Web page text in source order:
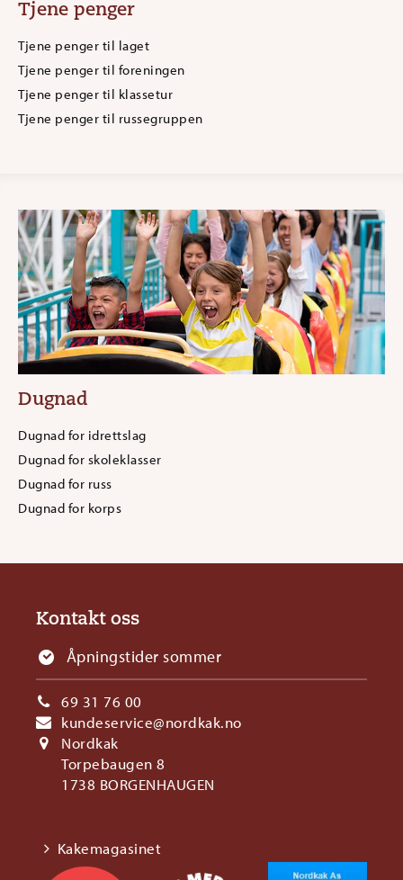
Tjene penger
Tjene penger til laget
Tjene penger til foreningen
Tjene penger til klassetur
Tjene penger til russegruppen
Dugnad
Dugnad for idrettslag
Dugnad for skoleklasser
Dugnad for russ
Dugnad for korps
Kontakt oss
Åpningstider sommer
Kakemagasinet
69 31 76 00
kundeservice@nordkak.no
Nordkak
Torpebaugen 8
1738 BORGENHAUGEN